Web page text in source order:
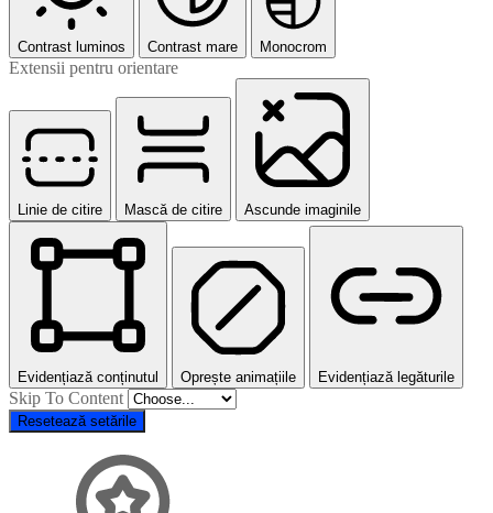
Contrast luminos Contrast mare Monocrom
Extensii pentru orientare
Linie de citire Mască de citire Ascunde imaginile
Evidențiază conținutul Oprește animațiile Evidențiază legăturile
Skip To Content
Resetează setările